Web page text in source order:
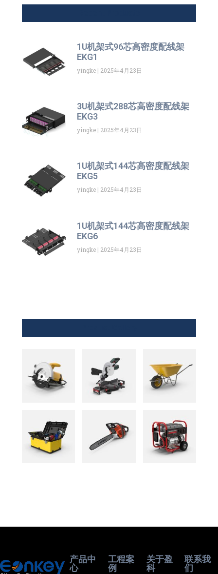
1U机架式96芯高密度配线架
EKG1
yingke 2025年4月23日
3U机架式288芯高密度配线架
EKG3
yingke 2025年4月23日
1U机架式144芯高密度配线架
EKG5
yingke 2025年4月23日
1U机架式144芯高密度配线架
EKG6
yingke 2025年4月23日
产品中
心
工程案
例
关于盈
科
联系我
们